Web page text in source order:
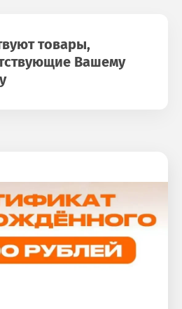
товары,
Вашему